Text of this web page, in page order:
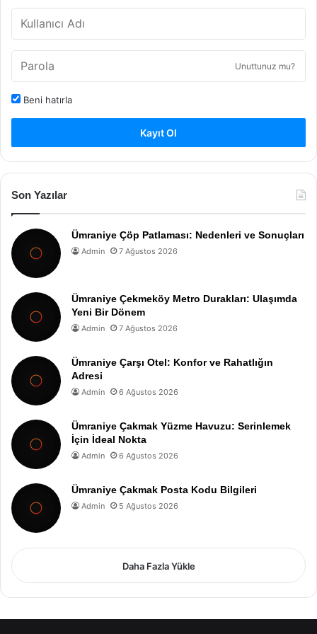
Unuttunuz mu?
Beni hatırla
Kayıt Ol
Son Yazılar
Ümraniye Çöp Patlaması: Nedenleri ve Sonuçları
Admin 7 Ağustos 2026
Ümraniye Çekmeköy Metro Durakları: Ulaşımda
Yeni Bir Dönem
Admin 7 Ağustos 2026
Ümraniye Çarşı Otel: Konfor ve Rahatlığın
Adresi
Admin 6 Ağustos 2026
Ümraniye Çakmak Yüzme Havuzu: Serinlemek
İçin İdeal Nokta
Admin 6 Ağustos 2026
Ümraniye Çakmak Posta Kodu Bilgileri
Admin 5 Ağustos 2026
Daha Fazla Yükle